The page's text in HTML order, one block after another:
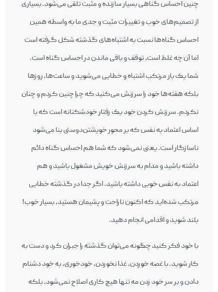
چنین احساس گناهی بسیار سازنده و مثبت تلقی می‌شود. بسیاری
از تصمیم‌های خوب و تغییرات مثبت و جدی ما به واسطه همین
احساس گناه‌ها نسبت به اشتباه‌های گذشته شکل گرفته است
اما آن چه غلط است، توقف و باقی ماندن در احساس گناه است.
شما یک بار مرتکب اشتباه و خطایی می‌شوید و ساعت‌ها، روزها
بلکه هفته‌ها خود را سرزنش می‌کنید که چرا چنین کردم و چنان
نکردم. سرزنش کردن خود یک رفتار خودشکنانه است که با
اساس اعتماد به نفس که بر محور خویشتن‌دوستی بنا می‌شود
ناسازگار است. یعنی نمی‌شود که شما هم احساس گناه دائم
داشته باشید و مدام به سرزنش خویش مشغول باشید و هم
اعتماد به نفس خوبی داشته باشید. اگر جدا در گذشته خطایی
مرتکب شده‌اید که اکنون ناراحت و پشیمان هستید، بسیار خوب!
بلند شوید و اقدامی انجام دهید.
با خود فکر کنید چگونه می‌توان گذشته را جبران کرد و دست به
کار شوید. با غصه خوردن، غذا نخوردن، خودخوری، به خود دشنام
دادن و بر سر خود زدن مه تنها هیچ کاری اصلاح نمی‌شود، بلکه